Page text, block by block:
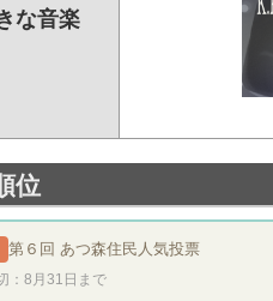
な音楽
位
第６回 あつ森住民人気投票
：8月31日まで